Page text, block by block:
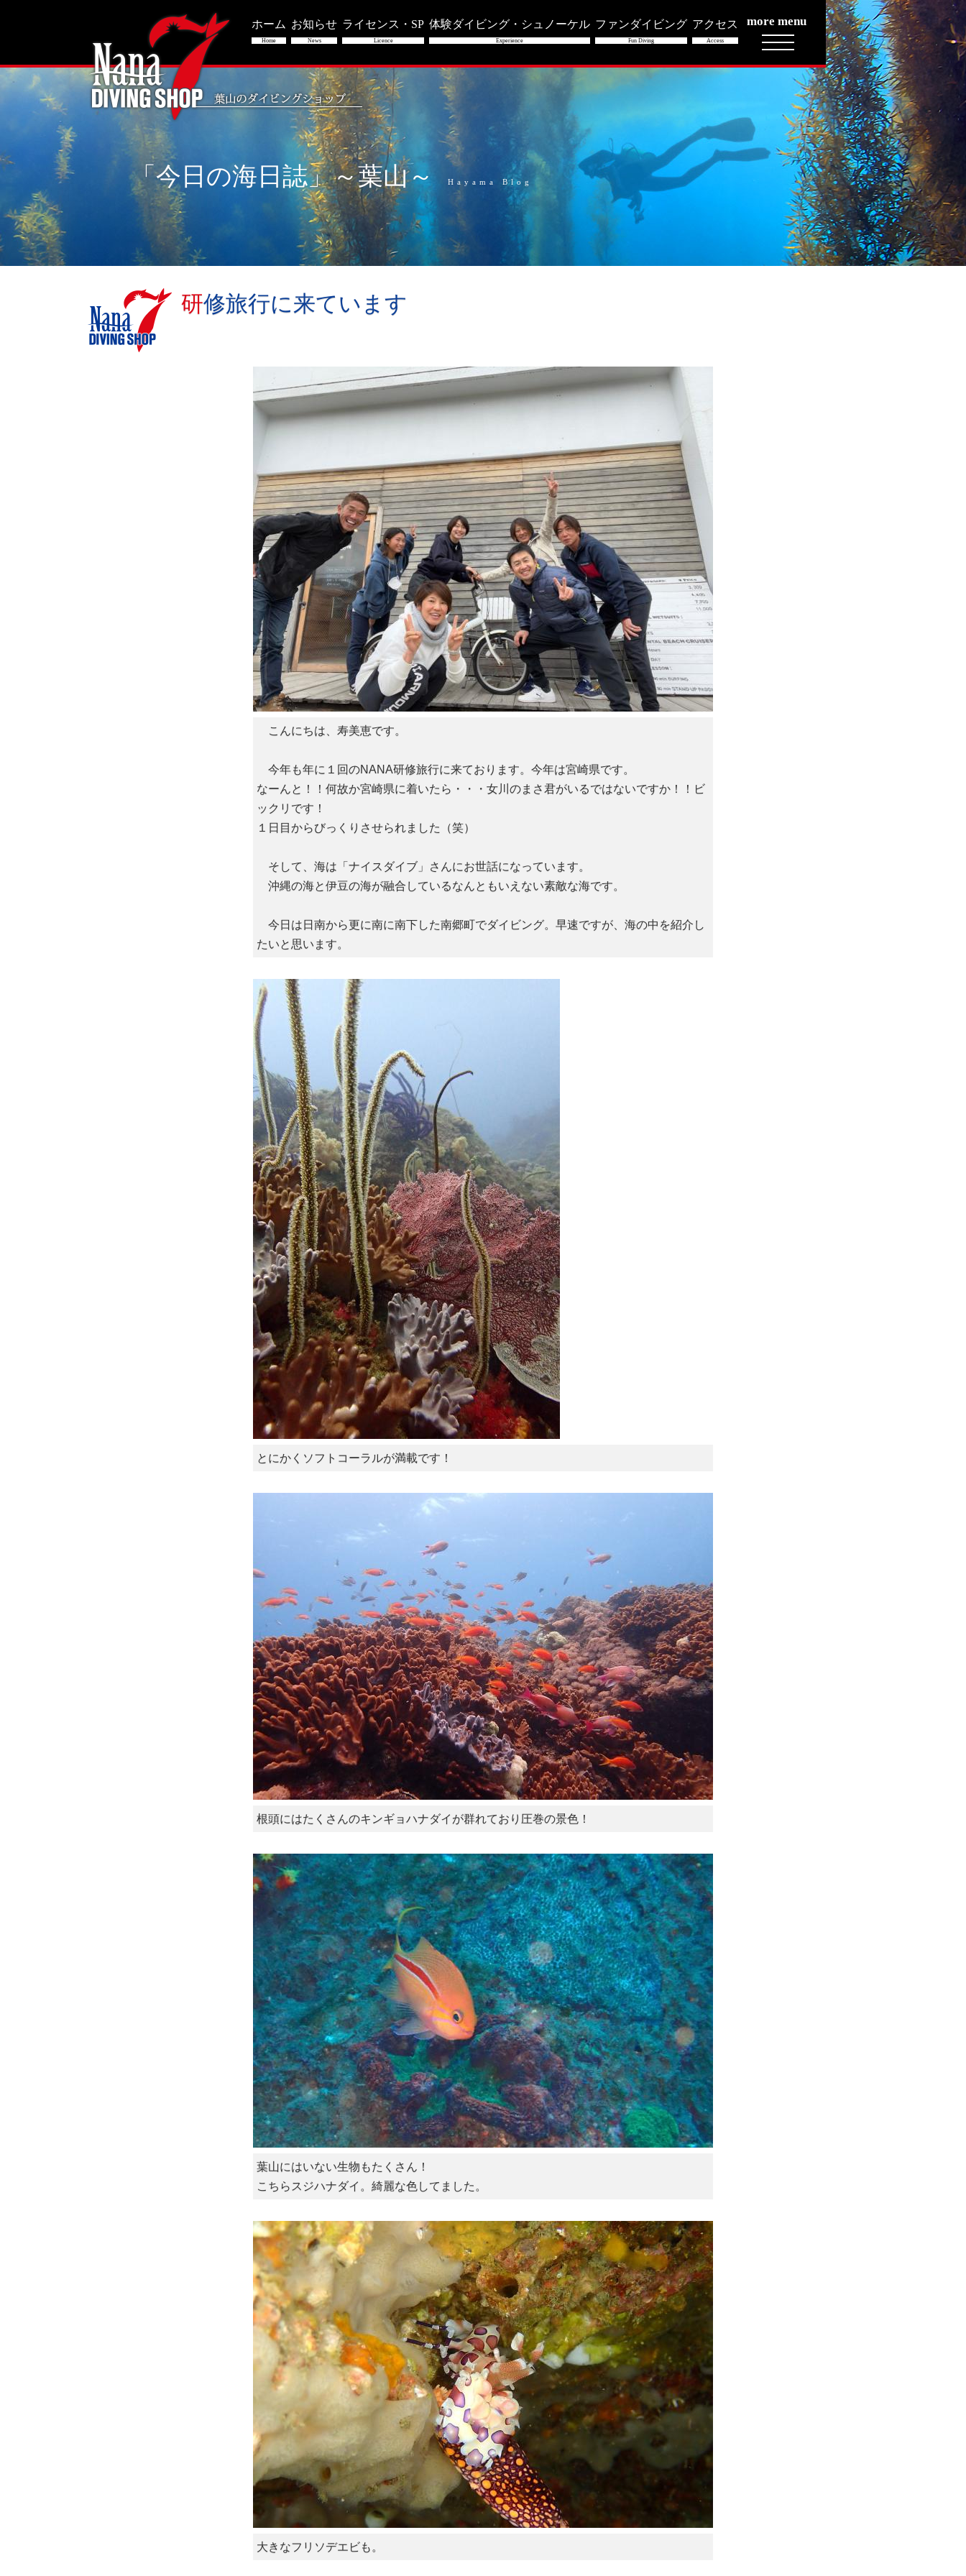
ホーム
Home
お知らせ
News
ライセンス・SP
Licence
体験ダイビング・シュノーケル
Experience
ファンダイビング
Fun Diving
アクセス
Access
more menu
「今日の海日誌」～葉山～ Hayama Blog
研修旅行に来ています
こんにちは、寿美恵です。
今年も年に１回のNANA研修旅行に来ております。今年は宮崎県です。
なーんと！！何故か宮崎県に着いたら・・・女川のまさ君がいるではないですか！！ビ
ックリです！
１日目からびっくりさせられました（笑）
そして、海は「ナイスダイブ」さんにお世話になっています。
沖縄の海と伊豆の海が融合しているなんともいえない素敵な海です。
今日は日南から更に南に南下した南郷町でダイビング。早速ですが、海の中を紹介し
たいと思います。
とにかくソフトコーラルが満載です！
根頭にはたくさんのキンギョハナダイが群れており圧巻の景色！
葉山にはいない生物もたくさん！
こちらスジハナダイ。綺麗な色してました。
大きなフリソデエビも。